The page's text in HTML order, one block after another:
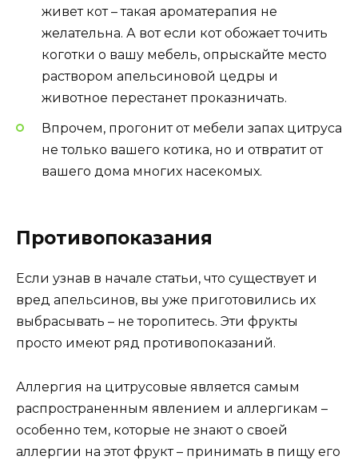
живет кот – такая ароматерапия не
желательна. А вот если кот обожает точить
коготки о вашу мебель, опрыскайте место
раствором апельсиновой цедры и
животное перестанет проказничать.
Впрочем, прогонит от мебели запах цитруса
не только вашего котика, но и отвратит от
вашего дома многих насекомых.
Противопоказания
Если узнав в начале статьи, что существует и
вред апельсинов, вы уже приготовились их
выбрасывать – не торопитесь. Эти фрукты
просто имеют ряд противопоказаний.
Аллергия на цитрусовые является самым
распространенным явлением и аллергикам –
особенно тем, которые не знают о своей
аллергии на этот фрукт – принимать в пищу его